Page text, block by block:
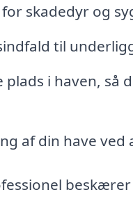
skadedyr og
til
plads i haven,
af din have